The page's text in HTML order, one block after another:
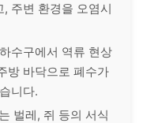
주변 환경을 오염시
수구에서 역류 현상
방 바닥으로 폐수가
니다.
벌레, 쥐 등의 서식